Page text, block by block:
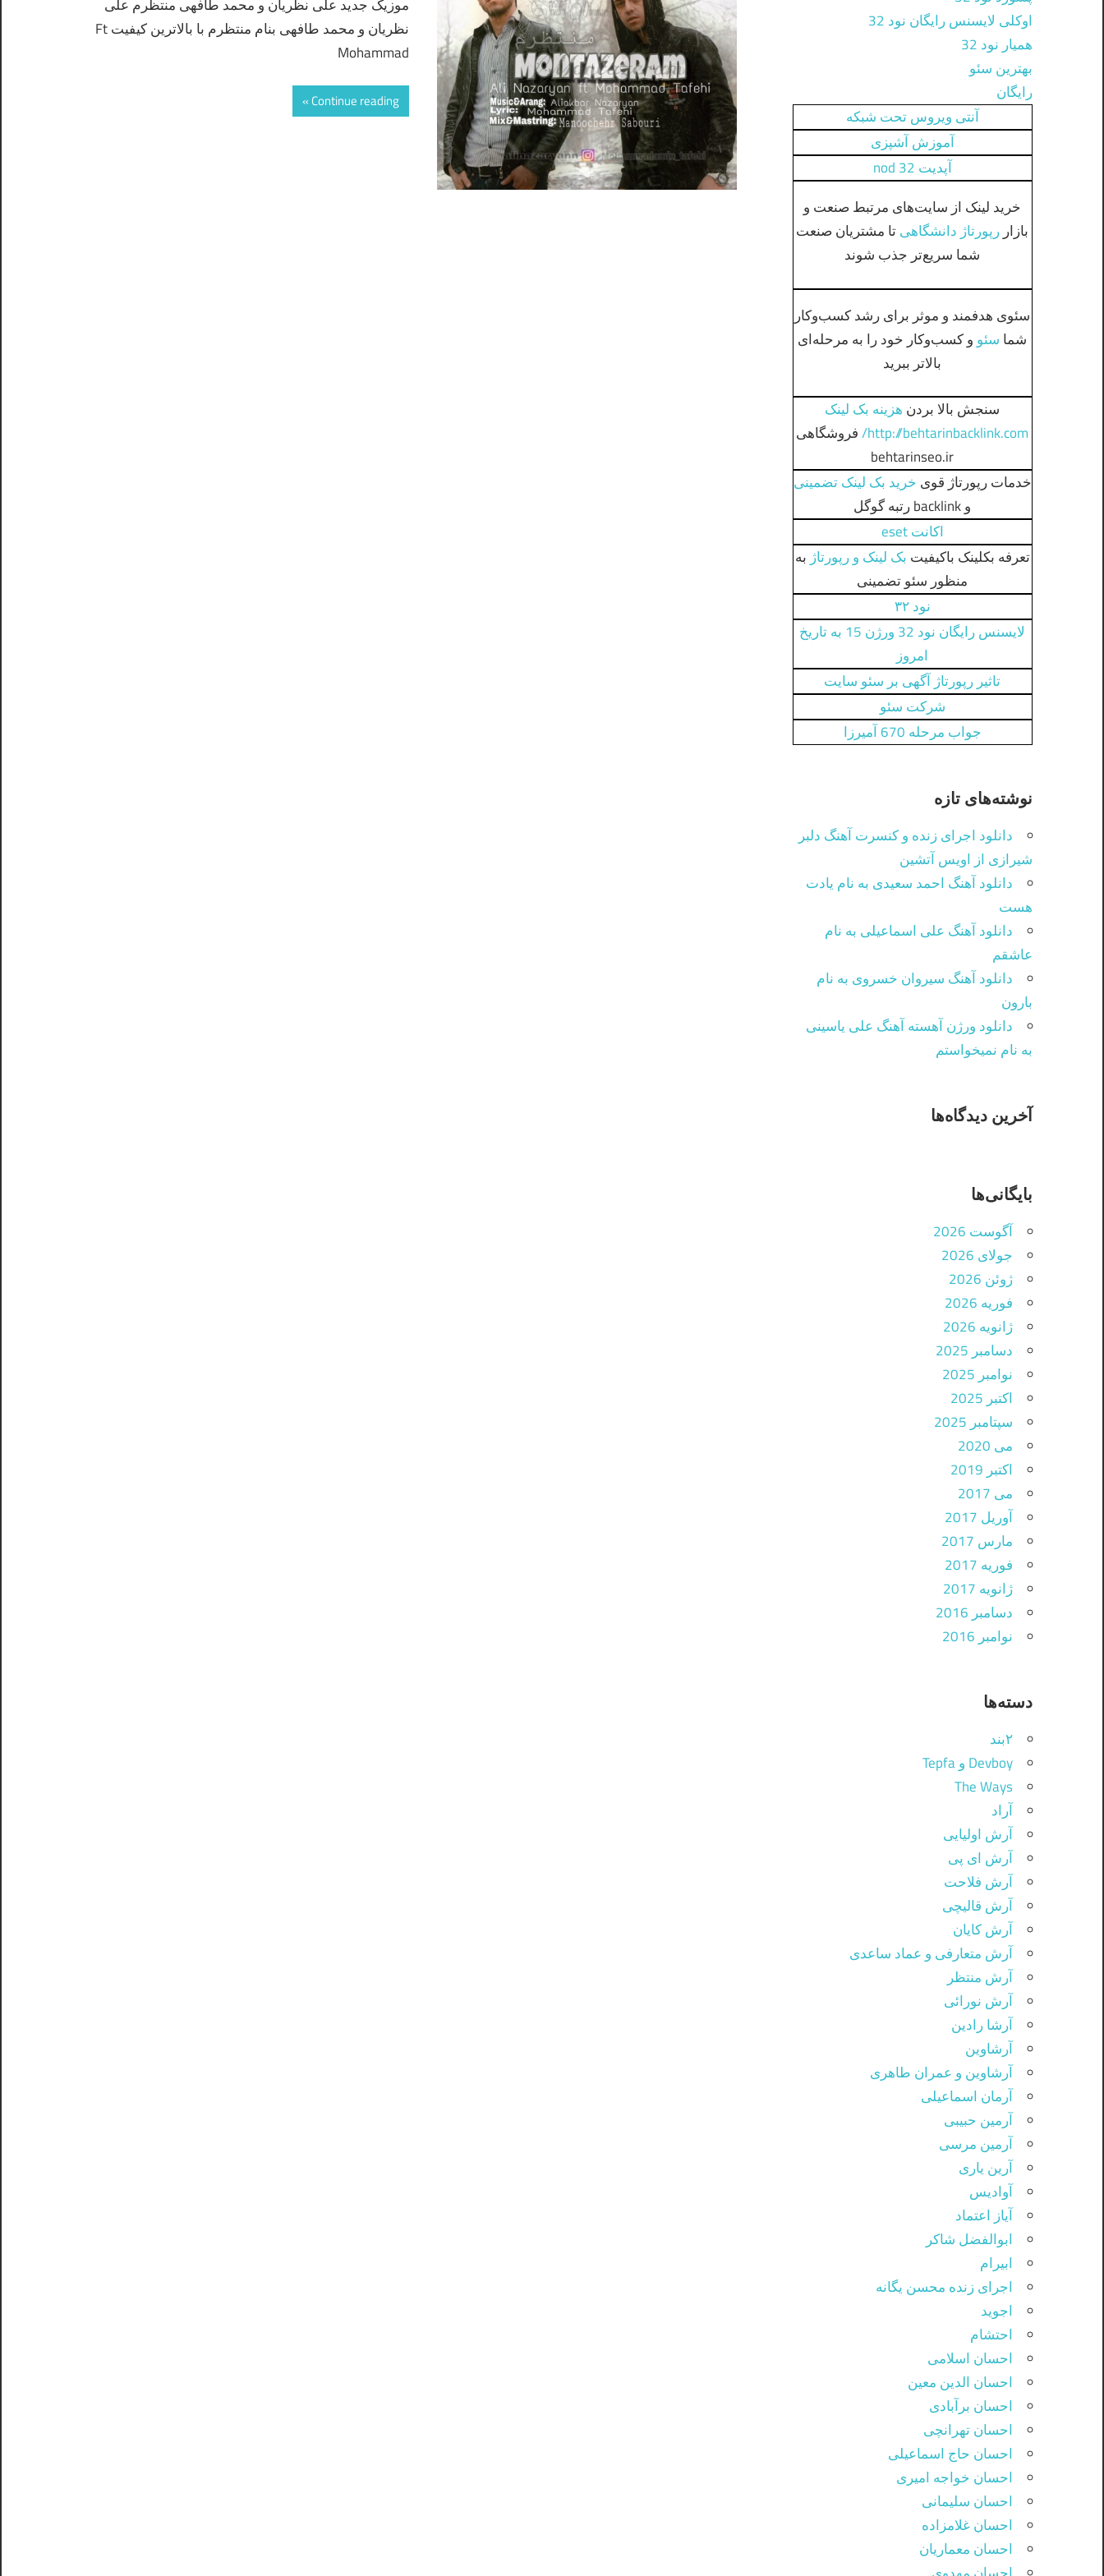
موزیک جدید علی نظریان و محمد طافهی منتظرم علی
نظریان و محمد طافهی بنام منتظرم با بالاترین کیفیت Ft
Mohammad
Continue reading
اوکلی لایسنس رایگان نود 32
همیار نود 32
بهترین سئو
رایگان
آنتی ویروس تحت شبکه
آموزش آشپزی
آپدیت nod 32
خرید لینک از سایت‌های مرتبط صنعت و
بازار رپورتاژ دانشگاهیتا مشتریان صنعت
شما سریع‌تر جذب شوند
سئوی هدفمند و موثر برای رشد کسب‌وکار
شما سئو و کسب‌وکار خود را به مرحله‌ای
بالاتر ببرید
سنجش بالا بردن هزینه بک لینک
http://behtarinbacklink.com/ فروشگاهی
behtarinseo.ir
خدمات رپورتاژ قوی خرید بک لینک تضمینی
و backlink رتبه گوگل
اکانت eset
تعرفه بکلینک باکیفیت بک لینک و رپورتاژ به
منظور سئو تضمینی
نود ۳۲
لایسنس رایگان نود 32 ورژن 15 به تاریخ
امروز
تاثیر رپورتاژ آگهی بر سئو سایت
شرکت سئو
جواب مرحله 670 آمیرزا
نوشته‌های تازه
دانلود اجرای زنده و کنسرت آهنگ دلبر
شیرازی از اویس آتشین
دانلود آهنگ احمد سعیدی به نام یادت
هست
دانلود آهنگ علی اسماعیلی به نام
عاشقم
دانلود آهنگ سیروان خسروی به نام
بارون
دانلود ورژن آهسته آهنگ علی یاسینی
به نام نمیخواستم
آخرین دیدگاه‌ها
بایگانی‌ها
آگوست 2026
جولای 2026
ژوئن 2026
فوریه 2026
ژانویه 2026
دسامبر 2025
نوامبر 2025
اکتبر 2025
سپتامبر 2025
می 2020
اکتبر 2019
می 2017
آوریل 2017
مارس 2017
فوریه 2017
ژانویه 2017
دسامبر 2016
نوامبر 2016
دسته‌ها
۲بند
Devboy و Tepfa
The Ways
آراد
آرش اولیایی
آرش ای پی
آرش فلاحت
آرش قالیچی
آرش کایان
آرش متعارفی و عماد ساعدی
آرش منتظر
آرش نورائی
آرشا رادین
آرشاوین
آرشاوین و عمران طاهری
آرمان اسماعیلی
آرمین حبیبی
آرمین مرسی
آرین یاری
آوادیس
آیاز اعتماد
ابوالفضل شاکر
ابیرام
اجرای زنده محسن یگانه
اجوید
احتشام
احسان اسلامی
احسان الدین معین
احسان برآبادی
احسان تهرانچی
احسان حاج اسماعیلی
احسان خواجه امیری
احسان سلیمانی
احسان غلامزاده
احسان معماریان